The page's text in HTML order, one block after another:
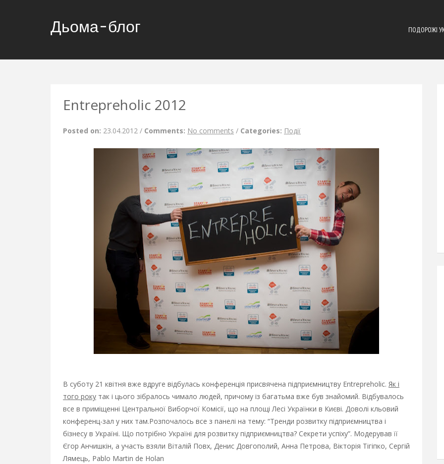
Дьома-блог ПОДОРОЖІ
Entrepreholic 2012
Posted on: 23.04.2012 / Comments: No comments / Categories: Події
В суботу 21 квітня вже вдруге відбулась конференція присвячена підприємництву Entrepreholic. Як і
того року так і цього зібралось чимало людей, причому із багатьма вже був знайомий. Відбувалось
все в приміщенні Центральної Виборчої Комісії, що на площі Лесі Українки в Києві. Доволі кльовий
конференц-зал у них там.Розпочалось все з панелі на тему: “Тренди розвитку підприємництва і
бізнесу в Україні. Що потрібно Україні для розвитку підприємництва? Секрети успіху”. Модерував її
Єгор Анчишкін, а участь взяли Віталій Повх, Денис Довгополий, Анна Петрова, Вікторія Тігіпко, Сергій
Лямець, Pablo Martin de Holan